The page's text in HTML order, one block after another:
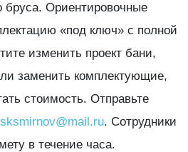
бруса. Ориентировочные
«под ключ» с полной
изменить проект бани,
заменить комплектующие,
стоимость. Отправьте
sksmirnov@mail.ru. Сотрудники
в течение часа.